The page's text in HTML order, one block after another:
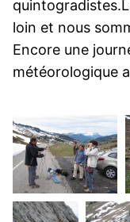
loin et nous
Encore une
météorologique